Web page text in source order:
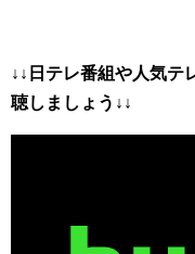
↓↓日テレ番組や人気テ
聴しましょう↓↓